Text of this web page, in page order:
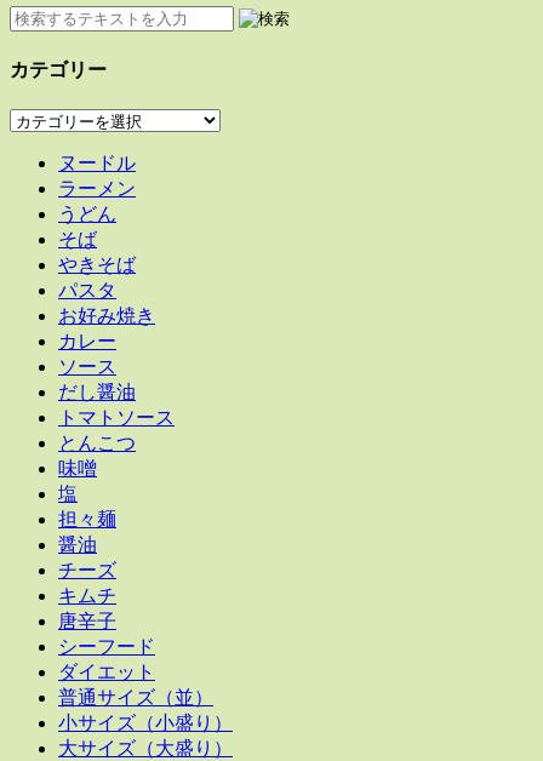
カテゴリー
カ
ヌードル
ラーメン
うどん
そば
やきそば
パスタ
お好み焼き
カレー
ソース
だし醤油
トマトソース
とんこつ
味噌
塩
担々麺
醤油
チーズ
キムチ
唐辛子
シーフード
ダイエット
普通サイズ（並）
小サイズ（小盛り）
大サイズ（大盛り）